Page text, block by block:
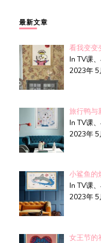
吗?
最新文章
看我变变
In TV课
2023年 5
旅行鸭与
In TV课
2023年 5
小鲨鱼的
In TV课
2023年 5
女王节的